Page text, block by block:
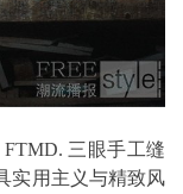
三眼手工缝
实用主义与精致风